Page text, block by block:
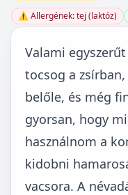
⚠️ Allergének: tej (laktóz)
Valami
tocsog a
belőle, és még
gyorsan, hogy
használnom a
kidobni
vacsora. A